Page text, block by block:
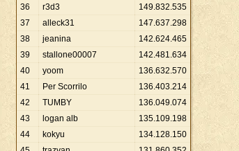
36
r3d3 149.832.535
37
alleck31 147.637.298
38
jeanina 142.624.465
39
stallone00007 142.481.634
40
yoom 136.632.570
41
Per Scorrilo 136.403.214
42
TUMBY 136.049.074
43
logan alb 135.109.198
44
kokyu 134.128.150